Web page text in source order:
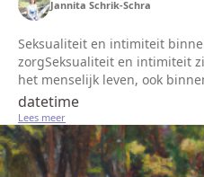
Jannita Schrik-Schra
Seksualiteit en intimiteit
zorgSeksualiteit en intimiteit
het menselijk leven, ook
zorg. Het bespreken en
onderwerpen kan echter uit...
datetime
Lees meer